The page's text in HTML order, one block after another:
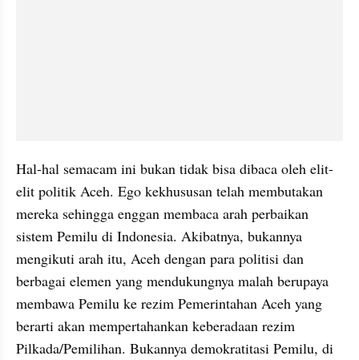
Hal-hal semacam ini bukan tidak bisa dibaca oleh elit-
elit politik Aceh. Ego kekhususan telah membutakan
mereka sehingga enggan membaca arah perbaikan
sistem Pemilu di Indonesia. Akibatnya, bukannya
mengikuti arah itu, Aceh dengan para politisi dan
berbagai elemen yang mendukungnya malah berupaya
membawa Pemilu ke rezim Pemerintahan Aceh yang
berarti akan mempertahankan keberadaan rezim
Pilkada/Pemilihan. Bukannya demokratitasi Pemilu, di